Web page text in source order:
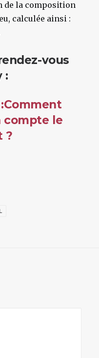
la composition
calculée ainsi :
vous
:
compte le
?